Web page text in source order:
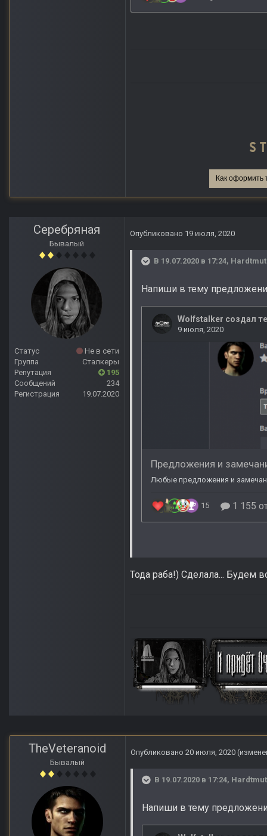
Как оформить
Серебряная
Бывалый
Статус
Не в сети
Группа
Сталкеры
Репутация
195
Сообщений
234
Регистрация
19.07.2020
Опубликовано 19 июля, 2020
В 19.07.2020 в 17:24,
Напиши в тему
Тода раба!) Сделала... Будем
TheVeteranoid
Бывалый
Опубликовано 20 июля, 2020
В 19.07.2020 в 17:24,
Напиши в тему